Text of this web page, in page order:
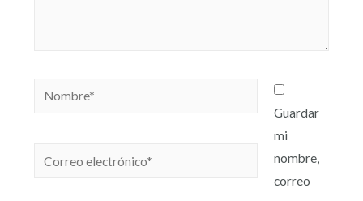
Guardar
mi
nombre,
correo